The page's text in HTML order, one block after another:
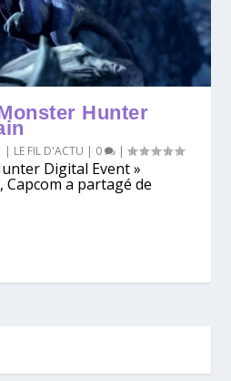
Hunter
| LE FIL D'ACTU | 0 |
Digital Event »
Capcom a partagé de